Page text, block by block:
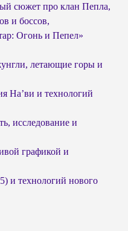
сюжет про клан Пепла,
и боссов,
Огонь и Пепел»
летающие горы и
На’ви и технологий
исследование и
графикой и
и технологий нового